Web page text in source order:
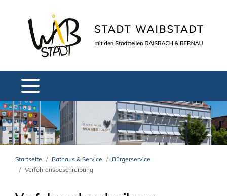
Startseite Rathaus & Service
Bürgerservice
Verfahrensbeschreibung